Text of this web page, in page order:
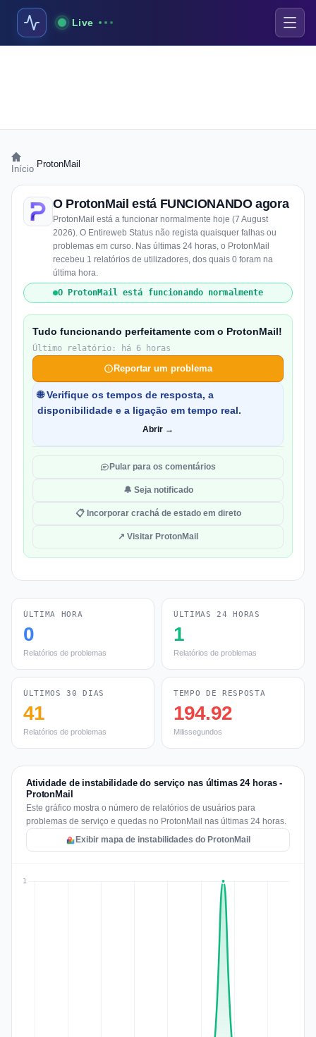
Live
Início ProtonMail
O ProtonMail está FUNCIONANDO agora
ProtonMail está a funcionar normalmente hoje (7 August
2026). O Entireweb Status não regista quaisquer falhas ou
problemas em curso. Nas últimas 24 horas, o ProtonMail
recebeu 1 relatórios de utilizadores, dos quais 0 foram na
última hora.
O ProtonMail está funcionando normalmente
Tudo funcionando perfeitamente com o ProtonMail!
Último relatório: há 6 horas
Reportar um problema
🌐 Verifique os tempos de resposta, a
disponibilidade e a ligação em tempo real.
Abrir →
Pular para os comentários
🔔 Seja notificado
📋 Incorporar crachá de estado em direto
↗ Visitar ProtonMail
ÚLTIMA HORA
0
Relatórios de problemas
ÚLTIMAS 24 HORAS
1
Relatórios de problemas
ÚLTIMOS 30 DIAS
41
Relatórios de problemas
TEMPO DE RESPOSTA
194.92
Milissegundos
Atividade de instabilidade do serviço nas últimas 24 horas -
ProtonMail
Este gráfico mostra o número de relatórios de usuários para
problemas de serviço e quedas no ProtonMail nas últimas 24 horas.
Exibir mapa de instabilidades do ProtonMail